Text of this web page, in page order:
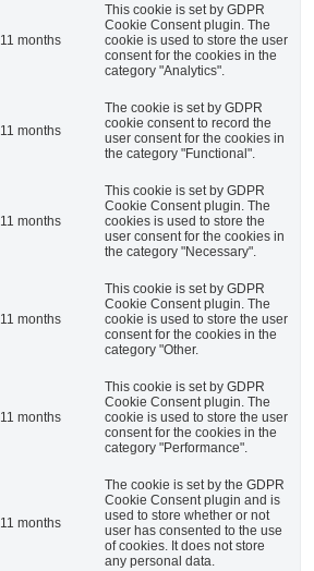
11 months
This cookie is set by GDPR
Cookie Consent plugin. The
cookie is used to store the user
consent for the cookies in the
category "Analytics".
11 months
The cookie is set by GDPR
cookie consent to record the
user consent for the cookies in
the category "Functional".
11 months
This cookie is set by GDPR
Cookie Consent plugin. The
cookies is used to store the
user consent for the cookies in
the category "Necessary".
11 months
This cookie is set by GDPR
Cookie Consent plugin. The
cookie is used to store the user
consent for the cookies in the
category "Other.
11 months
This cookie is set by GDPR
Cookie Consent plugin. The
cookie is used to store the user
consent for the cookies in the
category "Performance".
11 months
The cookie is set by the GDPR
Cookie Consent plugin and is
used to store whether or not
user has consented to the use
of cookies. It does not store
any personal data.